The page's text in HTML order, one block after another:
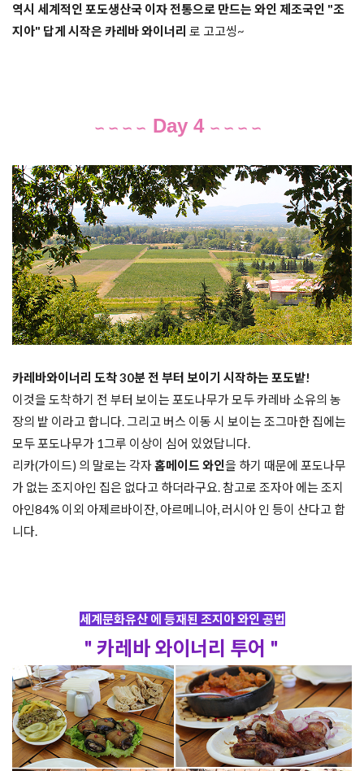
역시 세계적인 포도생산국 이자 전통으로 만드는 와인 제조국인 "조
지아" 답게 시작은 카레바 와이너리
∽ ∽ ∽ ∽ Day 4 ∽ ∽ ∽ ∽
카레바와이너리 도착 30분 전 부터 보이기 시작하는 포도밭!
이것을 도착하기 전 부터 보이는 포도나무가 모두 카레바 소유의 농
장의 밭 이라고 합니다. 그리고 버스 이동 시 보이는 조그마한 집에는
모두 포도나무가 1그루 이상이 심어 있었답니다.
리카(가이드) 의 말로는 각자 홈메이드 와인을 하기 때문에 포도나무
가 없는 조지아인 집은 없다고 하더라구요. 참고로 조자아 에는 조지
아인84% 이외 아제르바이잔, 아르메니아, 러시아 인 등이 산다고 합
니다.
세계문화유산 에 등재된 조지아 와인 공법
" 카레바 와이너리 투어 "